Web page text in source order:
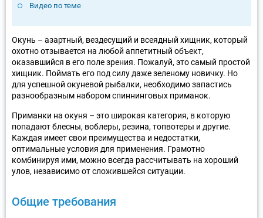
Видео по теме
Окунь – азартный, вездесущий и всеядный хищник, который
охотно отзывается на любой аппетитный объект,
оказавшийся в его поле зрения. Пожалуй, это самый простой
хищник. Поймать его под силу даже зеленому новичку. Но
для успешной окуневой рыбалки, необходимо запастись
разнообразным набором спиннинговых приманок.
Приманки на окуня – это широкая категория, в которую
попадают блесны, воблеры, резина, топвотеры и другие.
Каждая имеет свои преимущества и недостатки,
оптимальные условия для применения. Грамотно
комбинируя ими, можно всегда рассчитывать на хороший
улов, независимо от сложившейся ситуации.
Общие требования